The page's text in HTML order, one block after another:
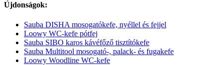
Újdonságok:
Sauba DISHA mosogatókefe, nyéllel és fejjel
Loowy WC-kefe pótfej
Sauba SIBO karos kávéfőző tisztítókefe
Sauba Multitool mosogató-, palack- és fugakefe
Loowy Woodline WC-kefe